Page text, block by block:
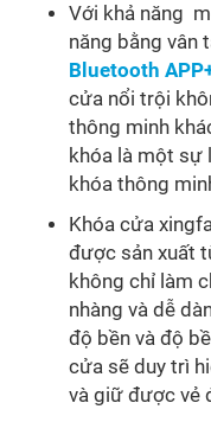
Với khả năng
năng bằng vân
Bluetooth
cửa nổi trội
thông minh
khóa là một sự
khóa thông
Khóa cửa
được sản xuất
không chỉ làm
nhàng và dễ
độ bền và độ
cửa sẽ duy trì
và giữ được vẻ